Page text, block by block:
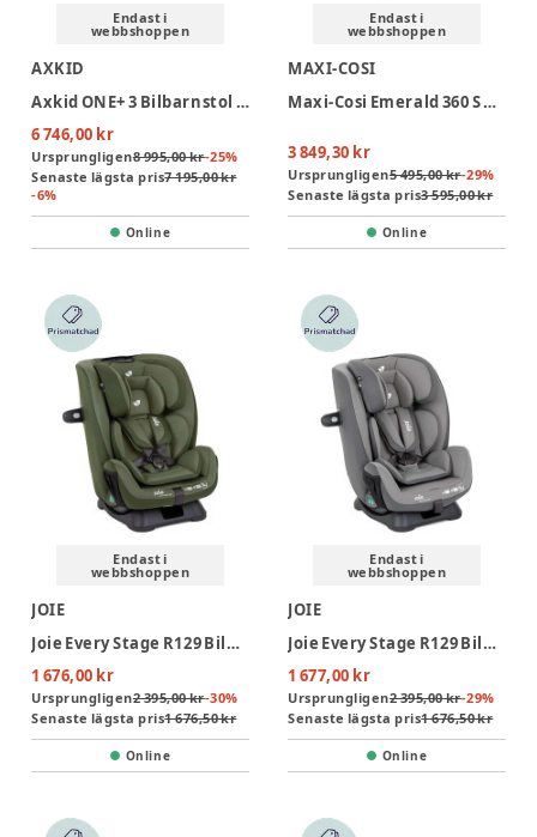
Endast i
webbshoppen
AXKID
Axkid ONE+ 3 Bilbarnstol - Arctic Mist Grey
6 746,00 kr
Ursprungligen8 995,00 kr-25%
Senaste lägsta pris7 195,00 kr
-6%
Online
Endast i
webbshoppen
MAXI-COSI
Maxi-Cosi Emerald 360 S Bilbarnstol - Tonal Graphite
3 849,30 kr
Ursprungligen5 495,00 kr-29%
Senaste lägsta pris3 595,00 kr
Online
Endast i
webbshoppen
JOIE
Joie Every Stage R129 Bilbarnstol - Moss
1 676,00 kr
Ursprungligen2 395,00 kr-30%
Senaste lägsta pris1 676,50 kr
Online
Endast i
webbshoppen
JOIE
Joie Every Stage R129 Bilbarnstol - Cobble Stone
1 677,00 kr
Ursprungligen2 395,00 kr-29%
Senaste lägsta pris1 676,50 kr
Online